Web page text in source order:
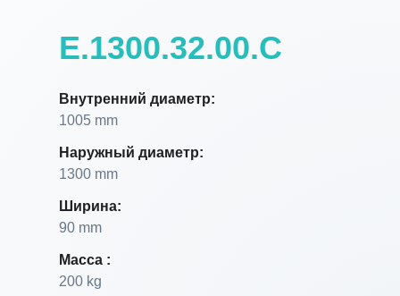
E.1300.32.00.C
Внутренний диаметр:
1005 mm
Наружный диаметр:
1300 mm
Ширина:
90 mm
Масса :
200 kg